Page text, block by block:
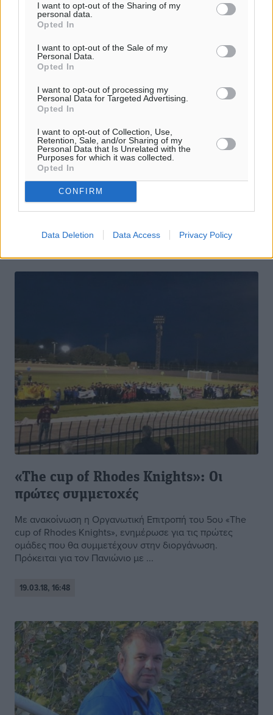
I want to opt-out of the Sharing of my
personal data.
Opted In
I want to opt-out of the Sale of my
Personal Data.
Opted In
I want to opt-out of processing my
Personal Data for Targeted Advertising.
Opted In
I want to opt-out of Collection, Use,
Retention, Sale, and/or Sharing of my
Personal Data that Is Unrelated with the
Purposes for which it was collected.
Opted In
CONFIRM
Data Deletion Data Access Privacy Policy
Β’ Κατηγορία: Πέμπτη και Παρασκευή
ανοίγει η αυλαία
Με δύο αναμετρήσεις, μία για κάθε όμιλο, θα ανοίξει η
αυλαία της 19ης αγωνιστικής του πρωταθλήματος της Β’
Κατηγορίας. Την Πέμπτη στις 12:00 το μεσημέρι ο
Πολυβώτης θα ...
19.03.18, 16:49
«The cup of Rhodes Knights»: Οι
πρώτες συμμετοχές
Με ανακοίνωση η Οργανωτική Επιτροπή του 5ου «The
cup of Rhodes Knights», ενημέρωσε για τις πρώτες
ομάδες που θα συμμετέχουν στην διοργάνωση.
Πρόκειται για τον Πανιώνιο με ...
19.03.18, 16:48